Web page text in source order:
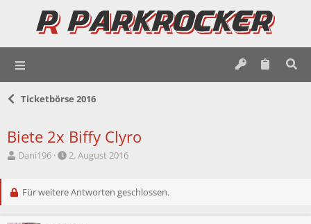
Ticketbörse 2016
Biete 2x Biffy Clyro
E
t
Dani196
E
t
2. August 2016
Für weitere Antworten geschlossen.